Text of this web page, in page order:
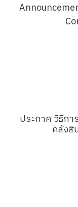
ประกาศ วิธีกา
คลัง